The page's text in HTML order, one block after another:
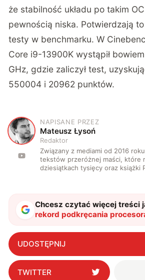
że stabilność układu po takim
pewnością niska. Potwierdzają
testy w benchmarku. W
Core i9-13900K wystąpił
GHz, gdzie zaliczył test,
550004 i 20962 punktów.
M
NAPISANE PRZEZ
Mateusz Łysoń
Redaktor
Związany z mediami od 2016
tekstów przeróżnej maści, które
dziesiątkach tysięcy oraz książki
Chcesz czytać więcej treści
rekord podkręcania
13900K Intela pobił 8-letni
AMD"?
UDOSTĘPNIJ
TWITTER